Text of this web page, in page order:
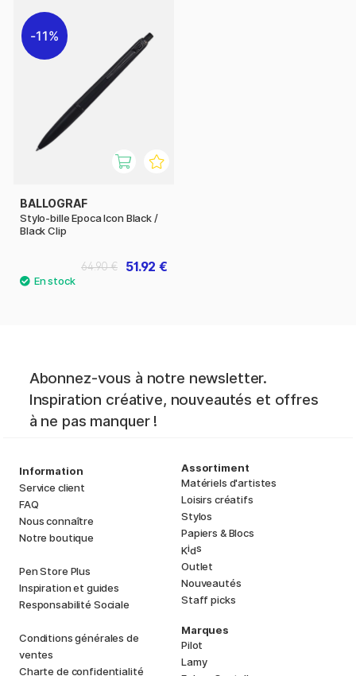
11%
BALLOGRAF
Stylo-bille Epoca Icon Black /
Black Clip
51.92 €
64.90 €
Abonnez-vous à notre newsletter.
Inspiration créative, nouveautés et offres
à ne pas manquer !
Information
Service client
FAQ
Nous connaître
Notre boutique
Pen Store Plus
Inspiration et guides
Responsabilité Sociale
Conditions générales de
ventes
Charte de confidentialité
Assortiment
Matériels d'artistes
Loisirs créatifs
Stylos
Papiers & Blocs
Kids
Outlet
Nouveautés
Staff picks
Marques
Pilot
Lamy